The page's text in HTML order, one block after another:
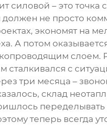
силовой – это точка
должен не просто
экономят на
А потом
слоем.
сталкивался с
три месяца –
склад
переделывать
теперь всегда